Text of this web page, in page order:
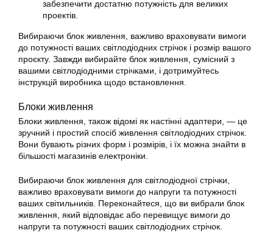
забезпечити достатню потужність для великих
проектів.
Вибираючи блок живлення, важливо враховувати вимоги
до потужності ваших світлодіодних стрічок і розмір вашого
проєкту. Завжди вибирайте блок живлення, сумісний з
вашими світлодіодними стрічками, і дотримуйтесь
інструкцій виробника щодо встановлення.
Блоки живлення
Блоки живлення, також відомі як настінні адаптери, — це
зручний і простий спосіб живлення світлодіодних стрічок.
Вони бувають різних форм і розмірів, і їх можна знайти в
більшості магазинів електроніки.
Вибираючи блок живлення для світлодіодної стрічки,
важливо враховувати вимоги до напруги та потужності
ваших світильників. Переконайтеся, що ви вибрали блок
живлення, який відповідає або перевищує вимоги до
напруги та потужності ваших світлодіодних стрічок.